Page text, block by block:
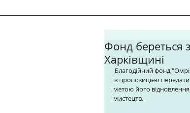
Фонд береться
Харківщині
із пропозицією
метою його
мистецтв.